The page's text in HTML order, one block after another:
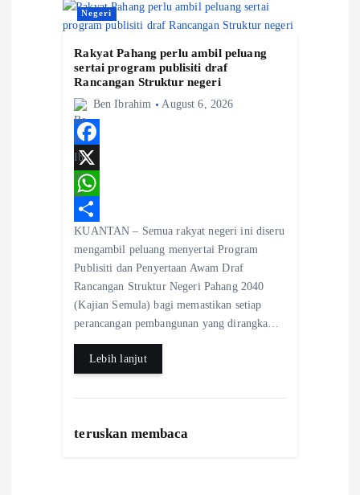
Negeri
Rakyat Pahang perlu ambil peluang
sertai program publisiti draf
Rancangan Struktur negeri
Ben Ibrahim August 6, 2026
F
a
c
e
b
o
o
X
W
h
a
t
s
S
h
a
r
KUANTAN – Semua rakyat negeri ini diseru
mengambil peluang menyertai Program
Publisiti dan Penyertaan Awam Draf
Rancangan Struktur Negeri Pahang 2040
(Kajian Semula) bagi memastikan setiap
perancangan pembangunan yang dirangka…
Lebih lanjut
teruskan membaca